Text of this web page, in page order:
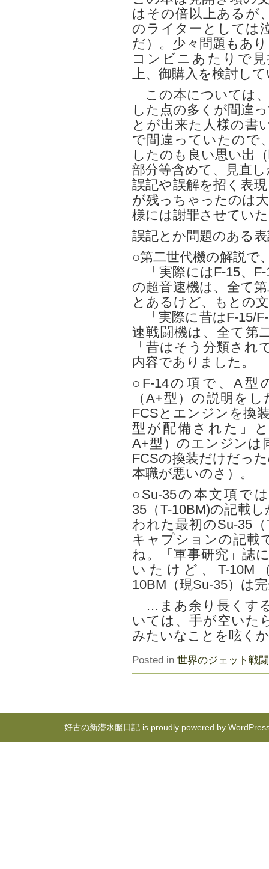
はその倍以上あるが
のライターとしては
だ）。少々問題もあ
コンビニあたりで
上、御購入を検討し
この本については
した点の多くが間違
とが出来た人様の書
で間違っていたので
したのも良い思い出
部分等含めて、見直
誤記や誤解を招く表
が残っちゃったのは
様には謝罪させてい
誤記とか問題のある
○第二世代機の解説で
「実際にはF-15、F-
の超音速機は、全て
とあるけど、もとの
「実際に昔はF-15/
速戦闘機は、全て第
「昔はそう分類さ
内容でありました。
○F-14の項で、A型
（A+型）の説明を
FCSとエンジンを換
型が配備された」
A+型）のエンジンは
FCSの換装だけだっ
本職が悪いのさ）。
○Su-35の本文項で
35（T-10BM)の記載
われた最初のSu-35
キャプションの記載
ね。「軍事研究」誌
いたけど、T-10M
10BM（現Su-35）は
…まあ余り長くす
いては、手が空いた
みたいなことを呟く
Posted in 世界のジェット戦
好古の新潜水艦日記 is proudly powered by